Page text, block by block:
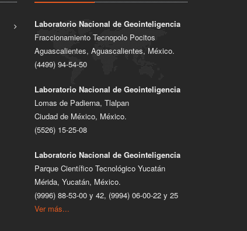
Laboratorio Nacional de Geointeligencia
Fraccionamiento Tecnopolo Pocitos
Aguascalientes, Aguascalientes, México.
(4499) 94-54-50
Laboratorio Nacional de Geointeligencia
Lomas de Padierna, Tlalpan
Ciudad de México, México.
(5526) 15-25-08
Laboratorio Nacional de Geointeligencia
Parque Científico Tecnológico Yucatán
Mérida, Yucatán, México.
(9996) 88-53-00 y 42, (9994) 06-00-22 y 25
Ver más...